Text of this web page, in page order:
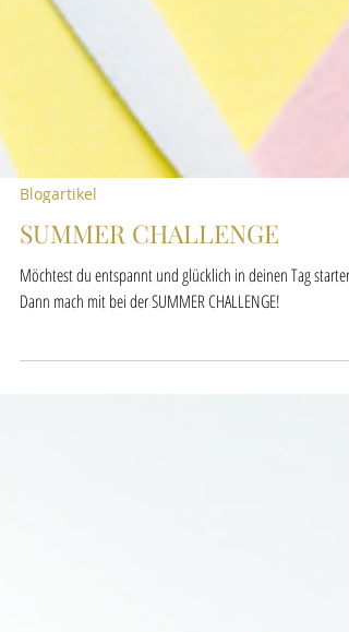
Blogartikel
SUMMER CHALLENGE
Möchtest du entspannt und glücklich in deinen Tag starten?